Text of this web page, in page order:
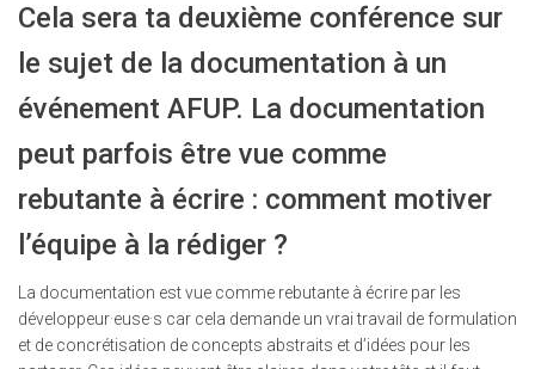
Cela sera ta deuxième conférence sur
le sujet de la documentation à un
événement AFUP. La documentation
peut parfois être vue comme
rebutante à écrire : comment motiver
l’équipe à la rédiger ?
La documentation est vue comme rebutante à écrire par les
développeur·euse·s car cela demande un vrai travail de formulation
et de concrétisation de concepts abstraits et d’idées pour les